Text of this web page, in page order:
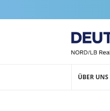
ÜBER UNS